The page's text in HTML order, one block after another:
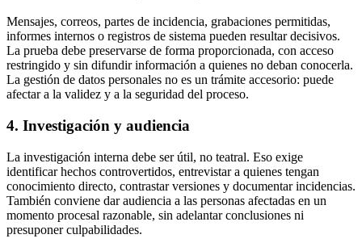
Mensajes, correos, partes de incidencia, grabaciones permitidas,
informes internos o registros de sistema pueden resultar decisivos.
La prueba debe preservarse de forma proporcionada, con acceso
restringido y sin difundir información a quienes no deban conocerla.
La gestión de datos personales no es un trámite accesorio: puede
afectar a la validez y a la seguridad del proceso.
4. Investigación y audiencia
La investigación interna debe ser útil, no teatral. Eso exige
identificar hechos controvertidos, entrevistar a quienes tengan
conocimiento directo, contrastar versiones y documentar incidencias.
También conviene dar audiencia a las personas afectadas en un
momento procesal razonable, sin adelantar conclusiones ni
presuponer culpabilidades.